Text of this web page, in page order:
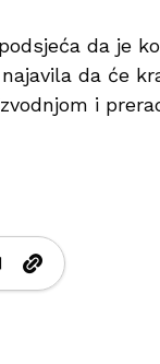
da je
da će
i